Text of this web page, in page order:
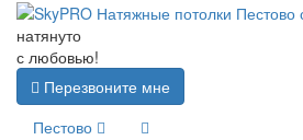
натянуто
с любовью!
Перезвоните мне
Пестово